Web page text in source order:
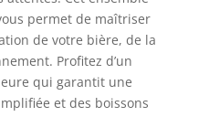
permet de maîtriser
de votre bière, de la
Profitez d’un
qui garantit une
et des boissons